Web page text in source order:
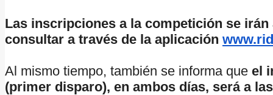
Las inscripciones a la competición se
consultar a través de la aplicación
Al mismo tiempo, también se informa que el
(primer disparo), en ambos días, será a